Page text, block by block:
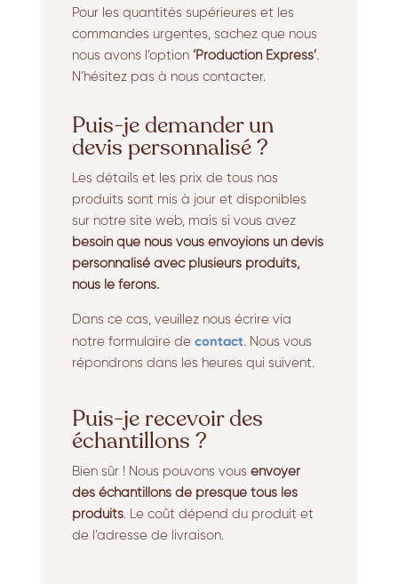
Pour les quantités supérieures et les
commandes urgentes, sachez que nous
nous avons l’option ‘Production Express’.
N’hésitez pas à nous contacter.
Puis-je demander un
devis personnalisé ?
Les détails et les prix de tous nos
produits sont mis à jour et disponibles
sur notre site web, mais si vous avez
besoin que nous vous envoyions un devis
personnalisé avec plusieurs produits,
nous le ferons.
Dans ce cas, veuillez nous écrire via
notre formulaire de contact. Nous vous
répondrons dans les heures qui suivent.
Puis-je recevoir des
échantillons ?
Bien sûr ! Nous pouvons vous envoyer
des échantillons de presque tous les
produits. Le coût dépend du produit et
de l’adresse de livraison.